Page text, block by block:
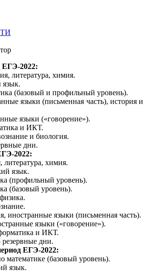
ЕГЭ-2022:
литература, химия.
язык.
(базовый и профильный уровень).
языки (письменная часть), история и
языки («говорение»).
и ИКТ.
и биология.
дни.
2022:
химия.
язык.
(профильный уровень).
(базовый уровень).
иностранные языки (письменная часть).
языки («говорение»).
и ИКТ.
дни.
ЕГЭ-2022:
математике (базовый уровень).
язык.